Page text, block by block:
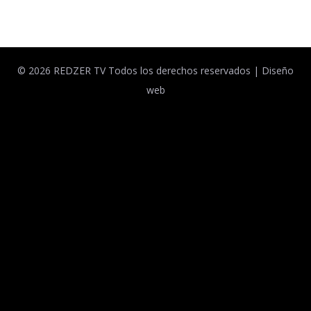
© 2026 REDZER TV Todos los derechos reservados | Diseño
web